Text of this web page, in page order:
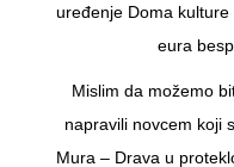
uređenje Doma
eura
Mislim da možemo
napravili novcem koji
Mura – Drava u